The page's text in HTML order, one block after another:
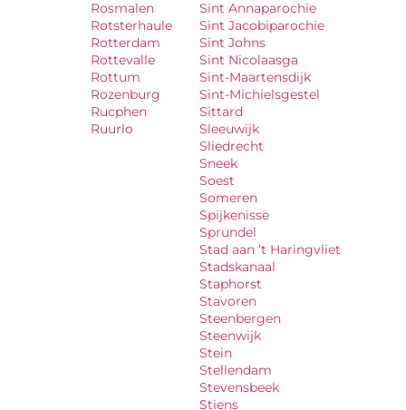
Rosmalen
Rotsterhaule
Rotterdam
Rottevalle
Rottum
Rozenburg
Rucphen
Ruurlo
Sint Annaparochie
Sint Jacobiparochie
Sint Johns
Sint Nicolaasga
Sint-Maartensdijk
Sint-Michielsgestel
Sittard
Sleeuwijk
Sliedrecht
Sneek
Soest
Someren
Spijkenisse
Sprundel
Stad aan ’t Haringvliet
Stadskanaal
Staphorst
Stavoren
Steenbergen
Steenwijk
Stein
Stellendam
Stevensbeek
Stiens